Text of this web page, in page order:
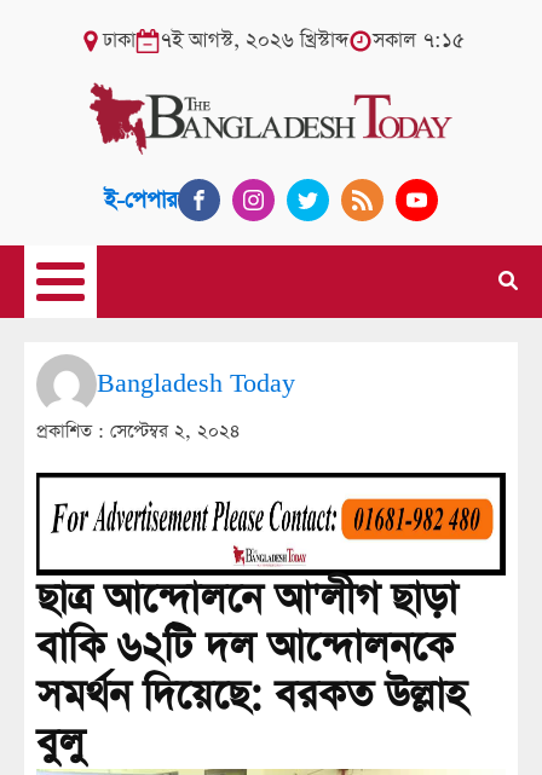
ঢাকা ৭ই আগস্ট, ২০২৬ খ্রিস্টাব্দ সকাল ৭:১৫
ই-পেপার
Bangladesh Today
প্রকাশিত : সেপ্টেম্বর ২, ২০২৪
ছাত্র আন্দোলনে আ'লীগ ছাড়া
বাকি ৬২টি দল আন্দোলনকে
সমর্থন দিয়েছে: বরকত উল্লাহ
বুলু